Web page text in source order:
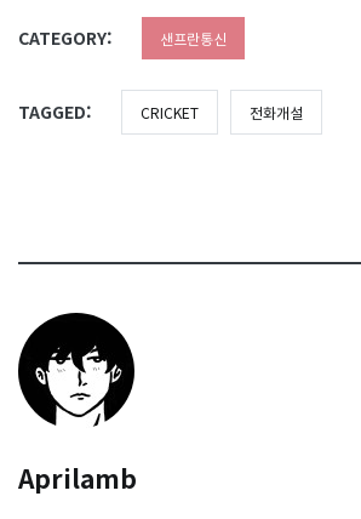
CATEGORY: 샌프란통신
TAGGED: CRICKET 전화개설
Aprilamb